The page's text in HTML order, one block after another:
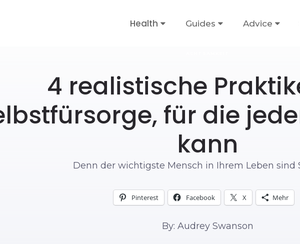
Health Guides Advice
4 realistische
für die
kann
Denn der wichtigste Mensch in Ihrem Leben sind
Pinterest Facebook X Mehr
By: Audrey Swanson